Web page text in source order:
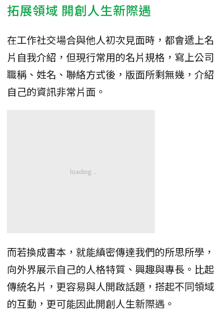
拓展領域 開創人生新際遇
在工作社交場合與他人初次見面時，都會遞上名
片自我介紹，但現行常用的名片規格，寫上公司
職稱、姓名、聯絡方式後，版面所剩無幾，介紹
自己的資訊非常片面。
而若換成書本，就能縝密傳達我們的所思所學，
向外界展示自己的人格特質、興趣與專長。比起
傳統名片，更容易與人開啟話題，搭起不同領域
的互動，更可能因此開創人生新際遇。